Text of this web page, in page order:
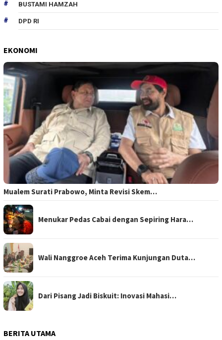
BUSTAMI HAMZAH
DPD RI
EKONOMI
Mualem Surati Prabowo, Minta Revisi Skem…
Menukar Pedas Cabai dengan Sepiring Hara…
Wali Nanggroe Aceh Terima Kunjungan Duta…
Dari Pisang Jadi Biskuit: Inovasi Mahasi…
BERITA UTAMA